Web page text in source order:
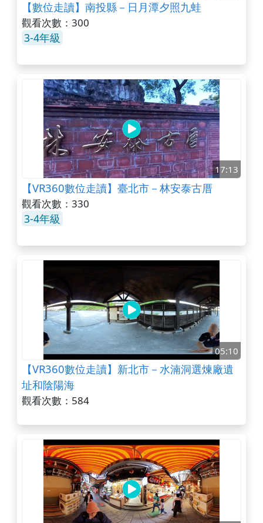
【數位走讀】南投縣－日月潭夕照九蛙
觀看次數：300
3-4年級
17:13
【VR360數位走讀】臺北市－林安泰古厝
觀看次數：330
3-4年級
05:10
【VR360數位走讀】新北市－水湳洞選煉廠遺
址和陰陽海
觀看次數：584